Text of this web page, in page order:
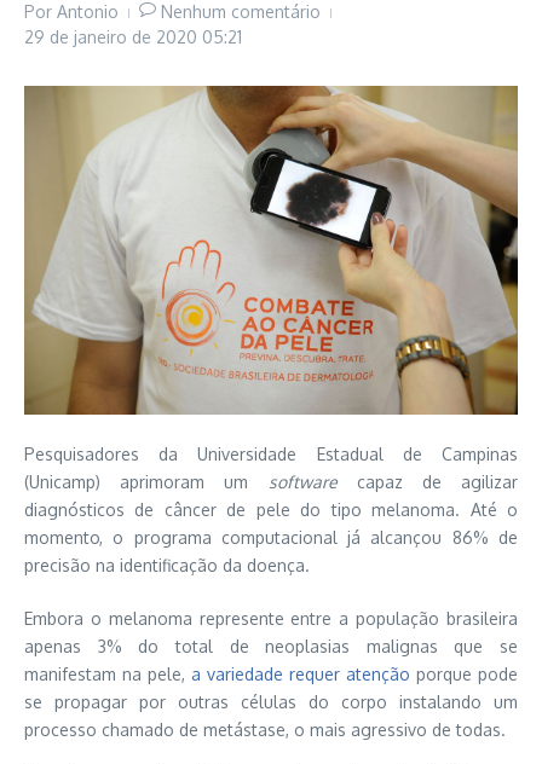
Por Antonio
Nenhum comentário
29 de janeiro de 2020 05:21
Pesquisadores da Universidade Estadual de Campinas
(Unicamp) aprimoram um softwarecapaz de agilizar
diagnósticos de câncer de pele do tipo melanoma. Até o
momento, o programa computacional já alcançou 86% de
precisão na identificação da doença.
Embora o melanoma represente entre a população brasileira
apenas 3% do total de neoplasias malignas que se
manifestam na pele, a variedade requer atenção porque pode
se propagar por outras células do corpo instalando um
processo chamado de metástase, o mais agressivo de todas.